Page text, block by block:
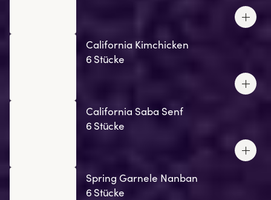
California Kimchicken
6 Stücke
California Saba Senf
6 Stücke
Spring Garnele Nanban
6 Stücke